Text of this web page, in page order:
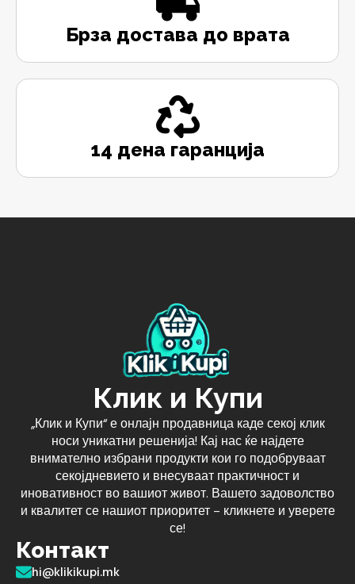
Брза достава до врата
14 дена гаранција
Клик и Купи
„Клик и Купи“ е онлајн продавница каде секој клик
носи уникатни решенија! Кај нас ќе најдете
внимателно избрани продукти кои го подобруваат
секојдневието и внесуваат практичност и
иновативност во вашиот живот. Вашето задоволство
и квалитет се нашиот приоритет – кликнете и уверете
се!
Контакт
hi@klikikupi.mk